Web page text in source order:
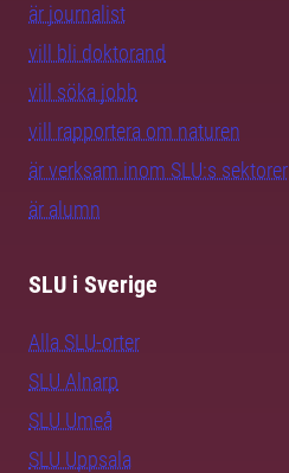
är journalist
vill bli doktorand
vill söka jobb
vill rapportera om naturen
är verksam inom SLU:s sektorer
är alumn
SLU i Sverige
Alla SLU-orter
SLU Alnarp
SLU Umeå
SLU Uppsala